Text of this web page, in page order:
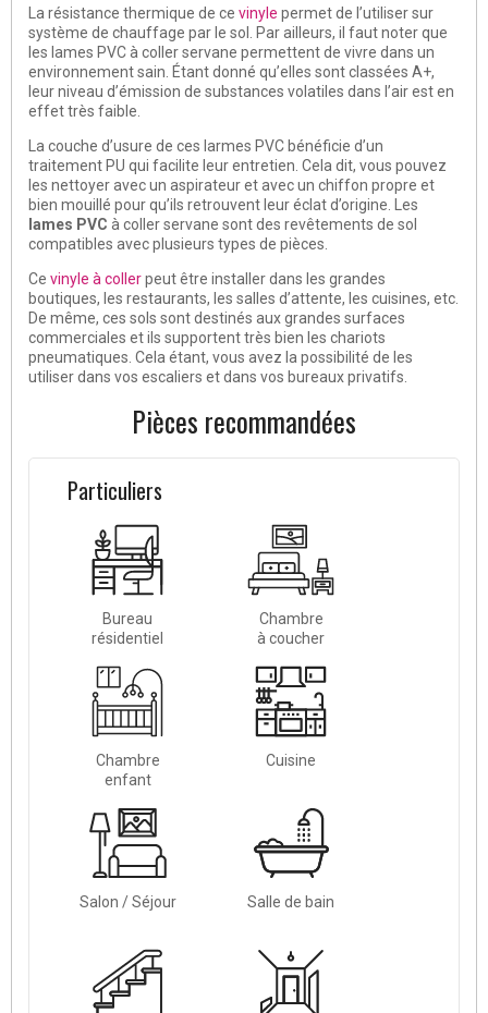
La résistance thermique de ce vinyle permet de l’utiliser sur
système de chauffage par le sol. Par ailleurs, il faut noter que
les lames PVC à coller servane permettent de vivre dans un
environnement sain. Étant donné qu’elles sont classées A+,
leur niveau d’émission de substances volatiles dans l’air est en
effet très faible.
La couche d’usure de ces larmes PVC bénéficie d’un
traitement PU qui facilite leur entretien. Cela dit, vous pouvez
les nettoyer avec un aspirateur et avec un chiffon propre et
bien mouillé pour qu’ils retrouvent leur éclat d’origine. Les
lames PVC à coller servane sont des revêtements de sol
compatibles avec plusieurs types de pièces.
Ce vinyle à collerpeut être installer dans les grandes
boutiques, les restaurants, les salles d’attente, les cuisines, etc.
De même, ces sols sont destinés aux grandes surfaces
commerciales et ils supportent très bien les chariots
pneumatiques. Cela étant, vous avez la possibilité de les
utiliser dans vos escaliers et dans vos bureaux privatifs.
Pièces recommandées
Particuliers
Bureau
résidentiel
Chambre
à coucher
Chambre
enfant
Cuisine
Salon / Séjour Salle de bain